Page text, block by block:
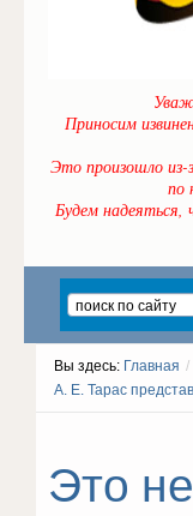
Приносим
Это произошло из-
по
Будем надеяться,
Вы здесь: Главная /
А. Е. Тарас
Это